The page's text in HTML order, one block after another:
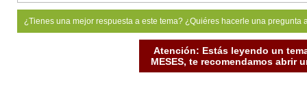
¿Tienes una mejor respuesta a este tema? ¿Quiéres hacerle una
Atención: Estás leyendo un
MESES, te recomendamos abrir